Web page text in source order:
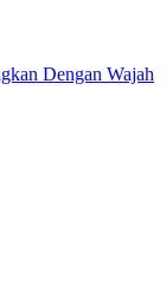
Dengan Wajah